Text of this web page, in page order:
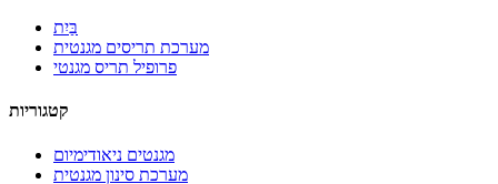
בַּיִת
מערכת תריסים מגנטית
פרופיל תריס מגנטי
קטגוריות
מגנטים ניאודימיום
מערכת סינון מגנטית